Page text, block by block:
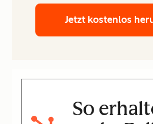
Jetzt kostenlos
So